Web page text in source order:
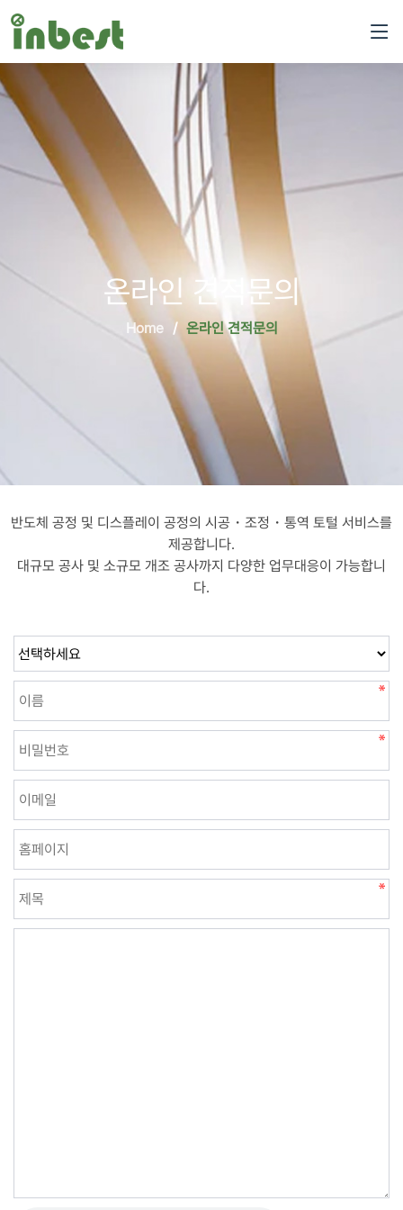
온라인 견적문의
Home 온라인 견적문의
반도체 공정 및 디스플레이 공정의 시공・조정・통역 토털 서비스를
제공합니다.
대규모 공사 및 소규모 개조 공사까지 다양한 업무대응이 가능합니
다.